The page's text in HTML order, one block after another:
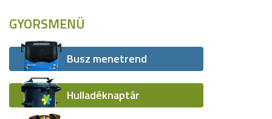
GYORSMENÜ
Busz menetrend
Hulladéknaptár